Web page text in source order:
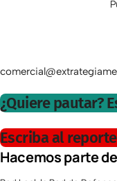
¿Quiere pautar?
Escriba al
Hacemos parte